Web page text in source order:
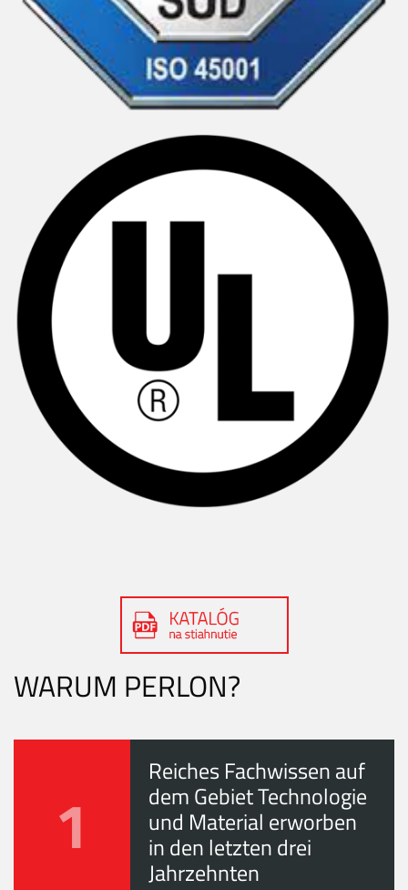
WARUM PERLON?
1
Reiches Fachwissen auf
dem Gebiet Technologie
und Material erworben
in den letzten drei
Jahrzehnten